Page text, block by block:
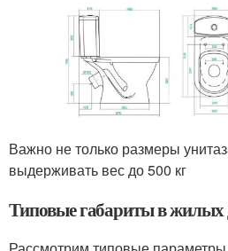
Важно не только размеры
выдерживать вес до 500 кг
Типовые габариты в жилых